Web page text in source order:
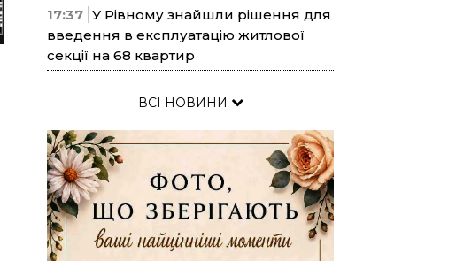
17:37 У Рівному знайшли рішення для
введення в експлуатацію житлової
секції на 68 квартир
ВСІ НОВИНИ